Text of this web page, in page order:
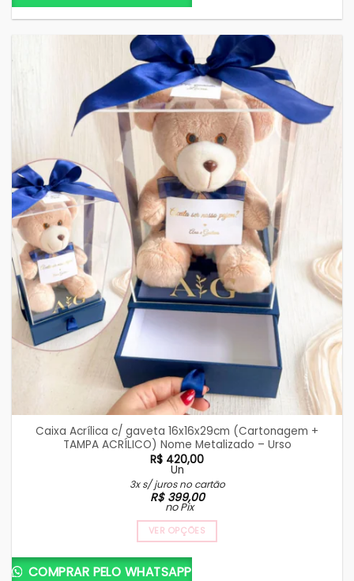
Caixa Acrílica c/ gaveta 16x16x29cm (Cartonagem +
TAMPA ACRÍLICO) Nome Metalizado – Urso
R$ 420,00
Un
3x s/ juros no cartão
R$399,00
no Pix
VER OPÇÕES
COMPRAR PELO WHATSAPP